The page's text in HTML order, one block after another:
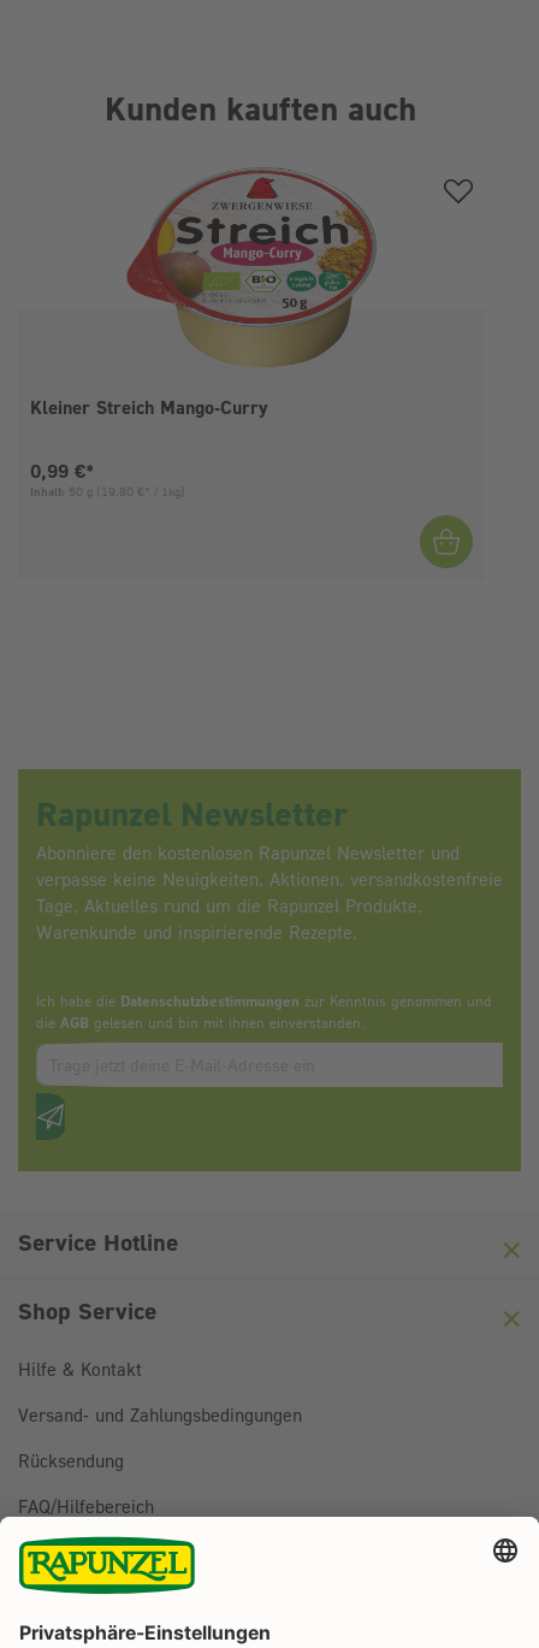
Kunden kauften auch
Kleiner Streich Mango-Curry
Aktueller Preis:
0,99 €*
Inhalt: 50 g (19,80 €* / 1kg)
Rapunzel Newsletter
Abonniere den kostenlosen Rapunzel Newsletter und
verpasse keine Neuigkeiten, Aktionen, versandkostenfreie
Tage, Aktuelles rund um die Rapunzel Produkte,
Warenkunde und inspirierende Rezepte.
Ich habe die Datenschutzbestimmungen zur Kenntnis genommen und
die AGB gelesen und bin mit ihnen einverstanden.
Zum abbonieren des Newsletters, bitte E-Mail Adresse
Anti-Roboter-Verifizierung
Service Hotline
Shop Service
Hilfe & Kontakt
Versand- und Zahlungsbedingungen
Rücksendung
FAQ/Hilfebereich
BESTELLUNG WIDERRUFEN